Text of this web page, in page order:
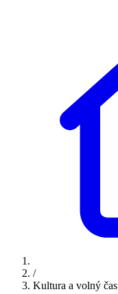
/
Kultura a volný čas